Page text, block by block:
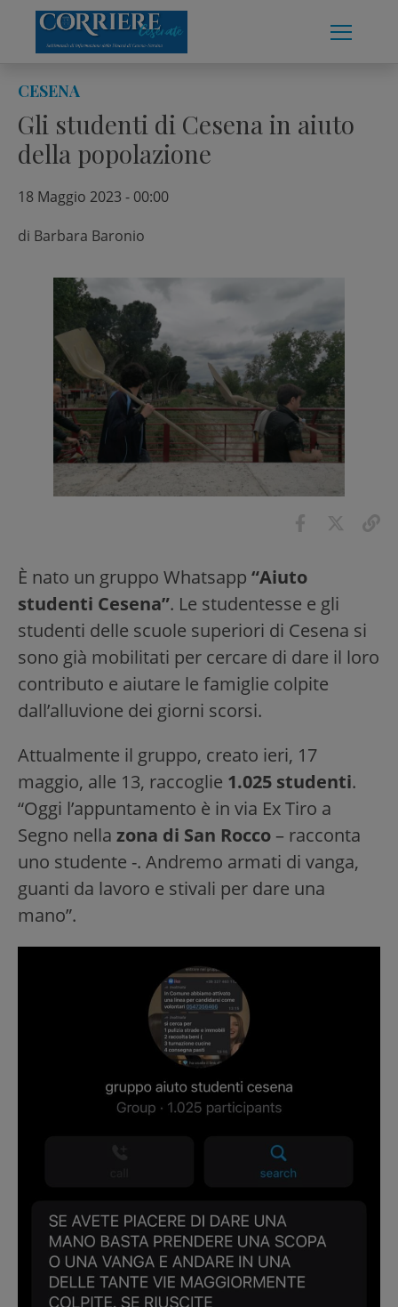
content
CESENA
Gli studenti di Cesena in aiuto
della popolazione
18 Maggio 2023 - 00:00
di Barbara Baronio
È nato un gruppo Whatsapp “Aiuto
studenti Cesena”. Le studentesse e gli
studenti delle scuole superiori di Cesena si
sono già mobilitati per cercare di dare il loro
contributo e aiutare le famiglie colpite
dall’alluvione dei giorni scorsi.
Attualmente il gruppo, creato ieri, 17
maggio, alle 13, raccoglie 1.025 studenti.
“Oggi l’appuntamento è in via Ex Tiro a
Segno nella zona di San Rocco – racconta
uno studente -. Andremo armati di vanga,
guanti da lavoro e stivali per dare una
mano”.